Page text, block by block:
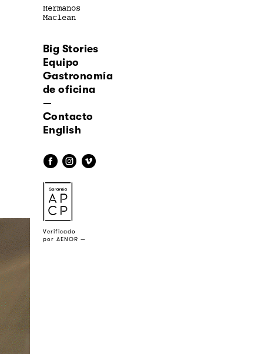
Hermanos
Maclean
Big Stories
Equipo
Gastronomía
de oficina
—
Contacto
English
f i v
a
Verificado
por AENOR —